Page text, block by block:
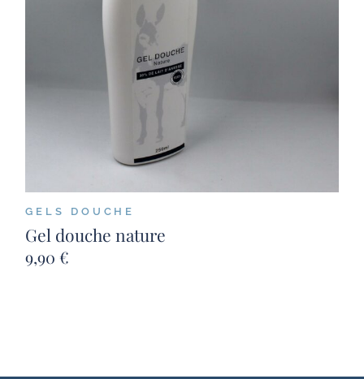
GELS DOUCHE
Gel douche nature
9,90€